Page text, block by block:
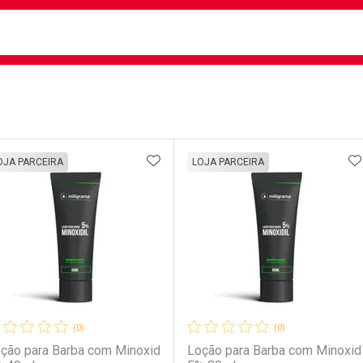
(0)
para Barba com Minoxid
PARCEIRA ADICIONAR AOS FAVORITOS
(0)
Loção para Barba com Minoxid
LOJA PARCEIRA